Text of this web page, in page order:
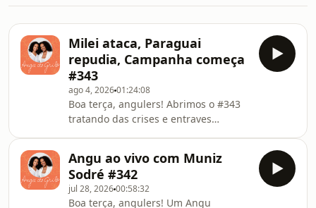
Milei ataca, Paraguai
repudia, Campanha começa
#343
ago 4, 202601:24:08
Boa terça, angulers! Abrimos o #343
tratando das crises e entraves
fala de Lula provoca indignação no
Governo paraguaio e nova tarifa dos
EUA relacionada a investigação sobre
Angu ao vivo com Muniz
Sodré #342
jul 28, 202600:58:32
Boa terça, angulers! Um Angu